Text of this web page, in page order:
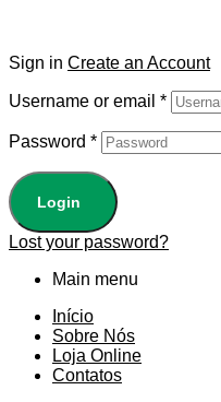
Sign in Create an Account
Username or email *
Password *
Login
Lost your password?
Main menu
Início
Sobre Nós
Loja Online
Contatos